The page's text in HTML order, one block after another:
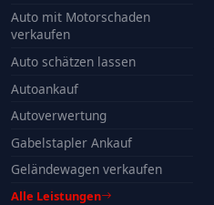
Auto mit Motorschaden
verkaufen
Auto schätzen lassen
Autoankauf
Autoverwertung
Gabelstapler Ankauf
Geländewagen verkaufen
Alle Leistungen